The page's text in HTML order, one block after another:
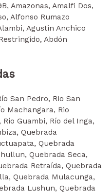
Amazonas, Amalfi Dos,
Alfonso Rumazo
Agustin Anchico
Abdón
San Pedro, Rio San
Machangara, Rio
Guambi, Río del Inga,
Quebrada
Quebrada
Quebrada Seca,
Retraída, Quebrada
Quebrada Mulacunga,
Lushun, Quebrada